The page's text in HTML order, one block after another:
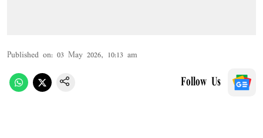
Published on: 03 May 2026, 10:13 am
Follow Us